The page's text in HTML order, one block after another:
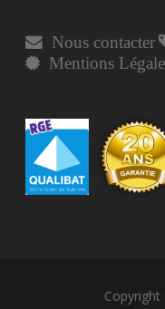
Nous contacter
Mentions